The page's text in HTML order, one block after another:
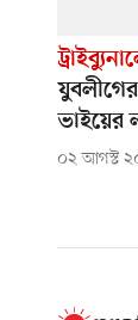
যুবলীগের
ভাইয়ের
০২ আগস্ট